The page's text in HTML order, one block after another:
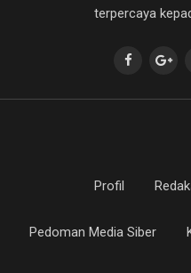
terpercaya
Profil
Pedoman Media Siber